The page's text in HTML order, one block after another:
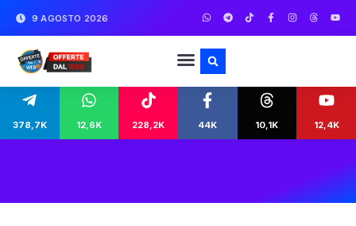
9 AGOSTO 2026
378,7K 12,6K 228,2K 44K 10,1K 12,4K